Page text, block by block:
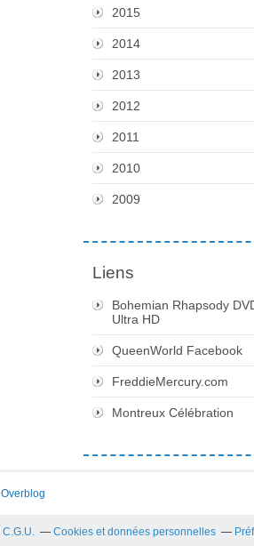
2015
2014
2013
2012
2011
2010
2009
Liens
Bohemian Rhapsody
Ultra HD
QueenWorld Facebook
FreddieMercury.com
Montreux Célébration
Overblog
C.G.U. Cookies et données personnelles